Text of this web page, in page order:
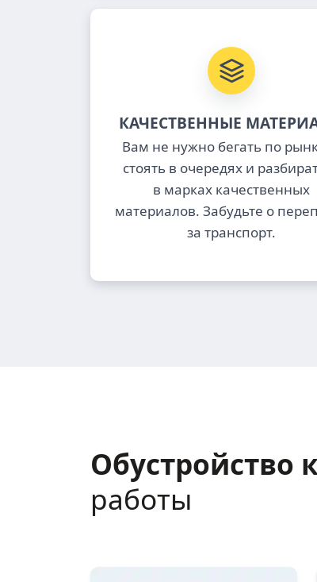
КАЧЕСТВЕННЫЕ
Вам не нужно бегать по
стоять в очередях и
в марках качественных
материалов. Забудьте о
за транспорт.
Обустройство
работы